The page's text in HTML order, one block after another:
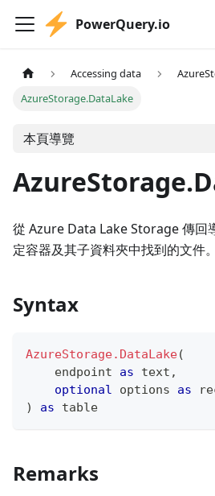
PowerQuery.io
Accessing data
AzureStorage.DataLake
本頁導覽
從 Azure Data Lake Storage 傳回
定容器及其子資料夾中找到的文件。
Syntax
AzureStorage.DataLake(
    endpoint
as text ,
optional options as
)
as table
Remarks